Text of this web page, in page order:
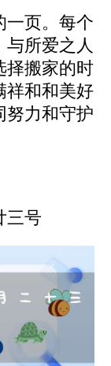
一页。每个
与所爱之人
择搬家的时
祥和和美好
努力和守护
三号